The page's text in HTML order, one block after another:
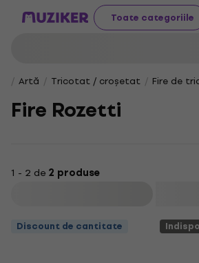
Toate categoriile
Artă Tricotat / croșetat Fire de
Fire Rozetti
1 - 2 de 2 produse
Discount de cantitate